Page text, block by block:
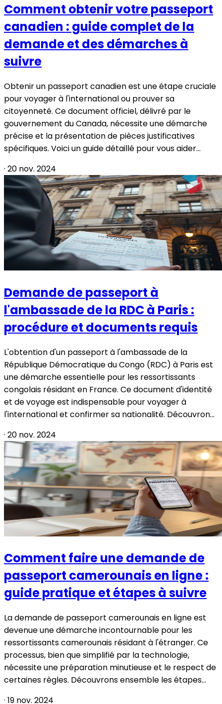
Comment obtenir votre passeport
canadien : guide complet de la
demande et des démarches à
suivre
Obtenir un passeport canadien est une étape cruciale
pour voyager à l'international ou prouver sa
citoyenneté. Ce document officiel, délivré par le
gouvernement du Canada, nécessite une démarche
précise et la présentation de pièces justificatives
spécifiques. Voici un guide détaillé pour vous aider...
· 20 nov. 2024
Demande de passeport à
l'ambassade de la RDC à Paris :
procédure et documents requis
L'obtention d'un passeport à l'ambassade de la
République Démocratique du Congo (RDC) à Paris est
une démarche essentielle pour les ressortissants
congolais résidant en France. Ce document d'identité
et de voyage est indispensable pour voyager à
l'international et confirmer sa nationalité. Découvron...
· 20 nov. 2024
Comment faire une demande de
passeport camerounais en ligne :
guide pratique et étapes à suivre
La demande de passeport camerounais en ligne est
devenue une démarche incontournable pour les
ressortissants camerounais résidant à l'étranger. Ce
processus, bien que simplifié par la technologie,
nécessite une préparation minutieuse et le respect de
certaines règles. Découvrons ensemble les étapes...
· 19 nov. 2024